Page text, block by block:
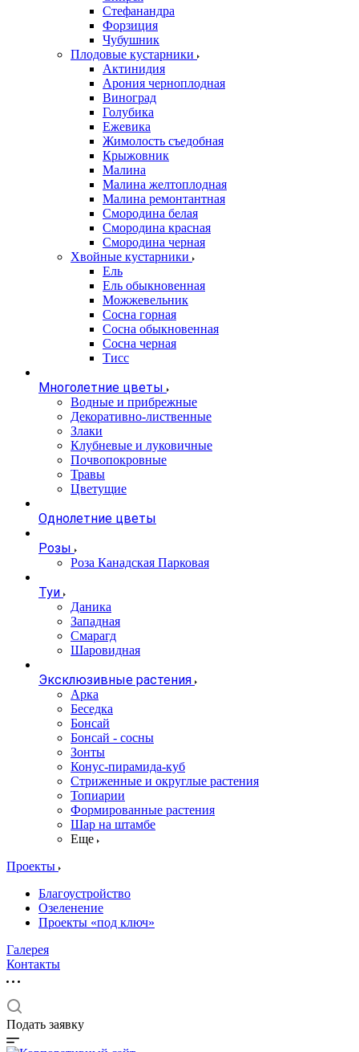
Стефанандра
Форзиция
Чубушник
Плодовые кустарники
Актинидия
Арония черноплодная
Виноград
Голубика
Ежевика
Жимолость съедобная
Крыжовник
Малина
Малина желтоплодная
Малина ремонтантная
Смородина белая
Смородина красная
Смородина черная
Хвойные кустарники
Ель
Ель обыкновенная
Можжевельник
Сосна горная
Сосна обыкновенная
Сосна черная
Тисс
Многолетние цветы
Водные и прибрежные
Декоративно-лиственные
Злаки
Клубневые и луковичные
Почвопокровные
Травы
Цветущие
Однолетние цветы
Розы
Роза Канадская Парковая
Туи
Даника
Западная
Смарагд
Шаровидная
Эксклюзивные растения
Арка
Беседка
Бонсай
Бонсай - сосны
Зонты
Конус-пирамида-куб
Стриженные и округлые растения
Топиарии
Формированные растения
Шар на штамбе
Еще
Проекты
Благоустройство
Озеленение
Проекты «под ключ»
Галерея
Контакты
Подать заявку